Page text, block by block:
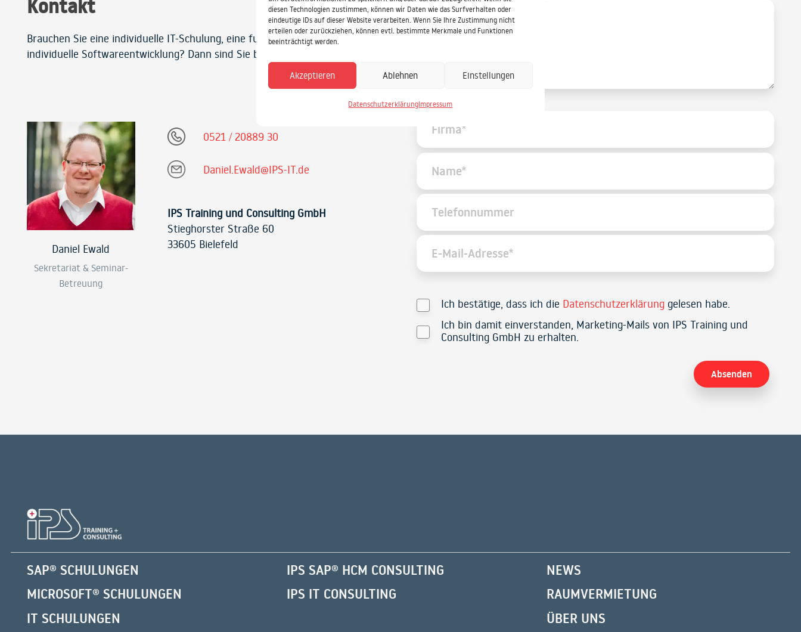
diesen Technologien zustimmen, können wir Daten wie das Surfverhalten oder
eindeutige IDs auf dieser Website verarbeiten. Wenn Sie Ihre Zustimmung nicht
erteilen oder zurückziehen, können evtl. bestimmte Merkmale und Funktionen
beeinträchtigt werden.
Akzeptieren Ablehnen Einstellungen
DatenschutzerklärungImpressum
Kontakt
Brauchen Sie eine individuelle IT-Schulung, eine fundierte Beratung oder eine
individuelle Softwareentwicklung? Dann sind Sie bei uns genau richtig!
Daniel Ewald
Sekretariat & Seminar-
Betreuung
0521 / 20889 30
Daniel.Ewald@IPS-IT.de
IPS Training und Consulting GmbH
Stieghorster Straße 60
33605 Bielefeld
Ich bestätige, dass ich die Datenschutzerklärung gelesen habe.
Ich bin damit einverstanden, Marketing-Mails von IPS Training und
Consulting GmbH zu erhalten.
SAP® SCHULUNGEN
MICROSOFT® SCHULUNGEN
IT SCHULUNGEN
IPS SAP® HCM CONSULTING
IPS IT CONSULTING
NEWS
RAUMVERMIETUNG
ÜBER UNS